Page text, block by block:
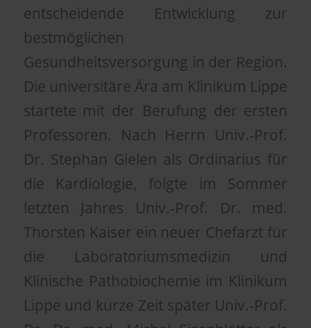
entscheidende Entwicklung zur
bestmöglichen
Gesundheitsversorgung in der Region.
Die universitäre Ära am Klinikum Lippe
startete mit der Berufung der ersten
Professoren. Nach Herrn Univ.-Prof.
Dr. Stephan Gielen als Ordinarius für
die Kardiologie, folgte im Sommer
letzten Jahres Univ.-Prof. Dr. med.
Thorsten Kaiser ein neuer Chefarzt für
die Laboratoriumsmedizin und
Klinische Pathobiochemie im Klinikum
Lippe und kurze Zeit später Univ.-Prof.